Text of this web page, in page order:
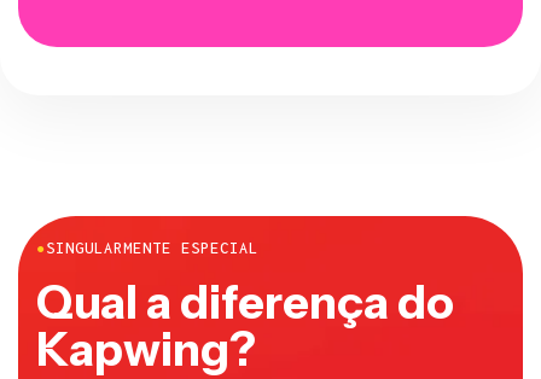
●SINGULARMENTE ESPECIAL
Qual a diferença do
Kapwing?